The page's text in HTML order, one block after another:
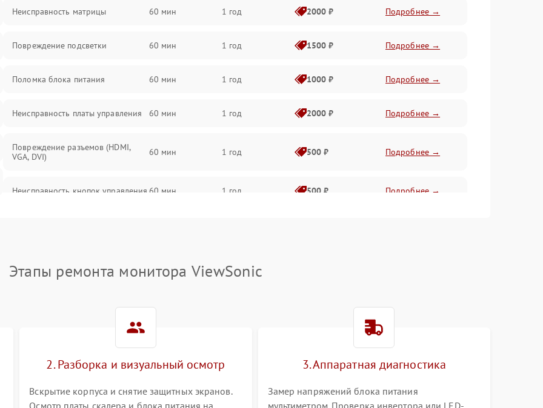
Неисправность матрицы 60 мин 1 год 2000 ₽ Подробнее →
Повреждение подсветки 60 мин 1 год 1500 ₽ Подробнее →
Поломка блока питания 60 мин 1 год 1000 ₽ Подробнее →
Неисправность платы управления 60 мин 1 год 2000 ₽ Подробнее →
Повреждение разъемов (HDMI,
VGA, DVI)
60 мин 1 год 500 ₽ Подробнее →
Неисправность кнопок управления 60 мин 1 год 500 ₽ Подробнее →
Поломка системы автоматического
короткого замыкания
Этапы ремонта монитора ViewSonic
2. Разборка и визуальный осмотр
Вскрытие корпуса и снятие защитных экранов.
Осмотр платы скалера и блока питания на
3. Аппаратная диагностика
Замер напряжений блока питания
мультиметром. Проверка инвертора или LED-